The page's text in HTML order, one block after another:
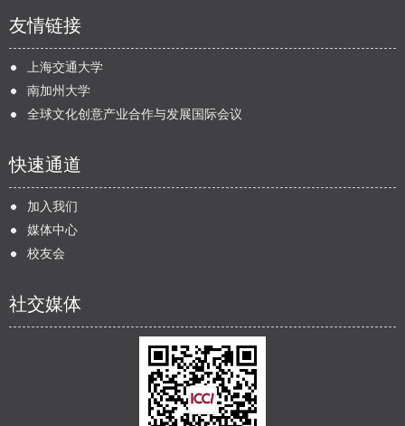
友情链接
上海交通大学
南加州大学
全球文化创意产业合作与发展国际会议
快速通道
加入我们
媒体中心
校友会
社交媒体